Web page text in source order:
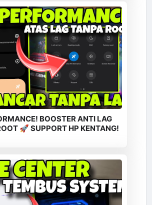
BOOSTER ANTI LAG
🚀 SUPPORT HP KENTANG!